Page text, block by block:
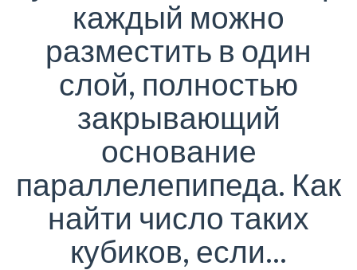
каждый можно
разместить в один
слой, полностью
закрывающий
основание
параллелепипеда. Как
найти число таких
кубиков, если...